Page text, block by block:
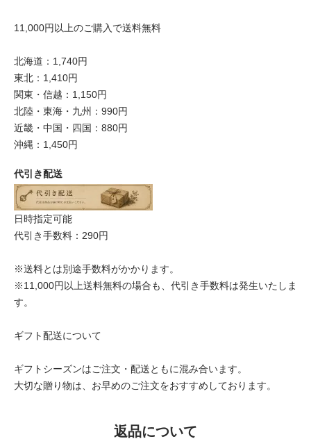
11,000円以上のご購入で送料無料
北海道：1,740円
東北：1,410円
関東・信越：1,150円
北陸・東海・九州：990円
近畿・中国・四国：880円
沖縄：1,450円
代引き配送
日時指定可能
代引き手数料：290円
※送料とは別途手数料がかかります。
※11,000円以上送料無料の場合も、代引き手数料は発生いたしま
す。
ギフト配送について
ギフトシーズンはご注文・配送ともに混み合います。
大切な贈り物は、お早めのご注文をおすすめしております。
返品について